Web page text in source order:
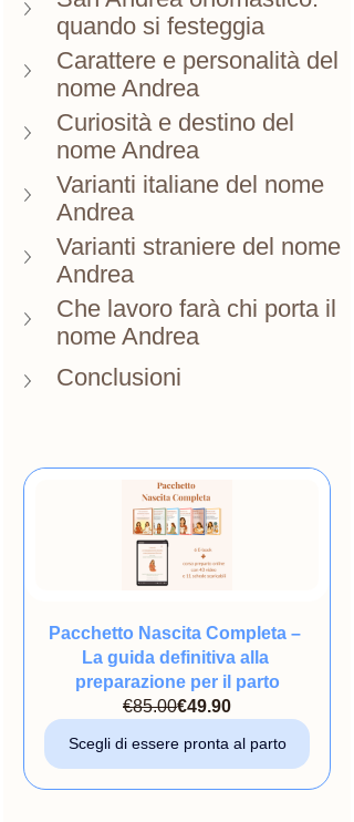
quando si festeggia
Carattere e personalità del
nome Andrea
Curiosità e destino del
nome Andrea
Varianti italiane del nome
Andrea
Varianti straniere del nome
Andrea
Che lavoro farà chi porta il
nome Andrea
Conclusioni
Pacchetto Nascita Completa –
La guida definitiva alla
preparazione per il parto
€85.00€49.90
Scegli di essere pronta al parto